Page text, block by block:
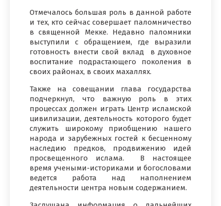
Отмечалось большая роль в данной работе
и тех, кто сейчас совершает паломничество
в священной Мекке. Недавно паломники
выступили с обращением, где выразили
готовность внести свой вклад в духовное
воспитание подрастающего поколения в
своих районах, в своих махаллях.
Также на совещании глава государства
подчеркнул, что важную роль в этих
процессах должен играть Центр исламской
цивилизации, деятельность которого будет
служить широкому приобщению нашего
народа и зарубежных гостей к бесценному
наследию предков, продвижению идей
просвещенного ислама. В настоящее
время учеными-историками и богословами
ведется работа над наполнением
деятельности центра новым содержанием.